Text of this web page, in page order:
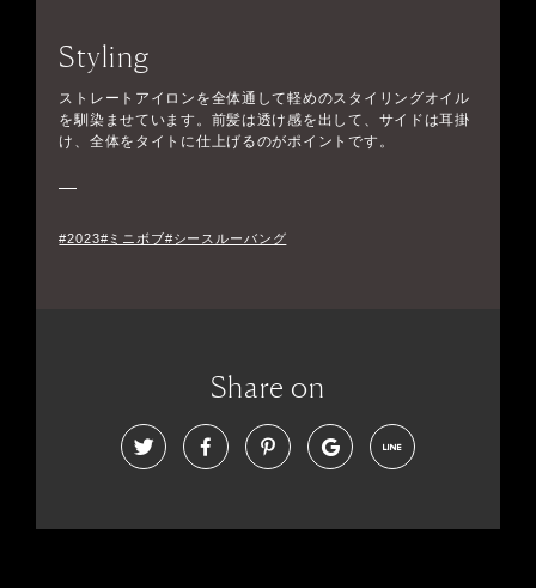
Styling
ストレートアイロンを全体通して軽めのスタイリングオイル
を馴染ませています。前髪は透け感を出して、サイドは耳掛
け、全体をタイトに仕上げるのがポイントです。
#2023#ミニボブ#シースルーバング
Share on